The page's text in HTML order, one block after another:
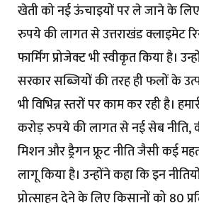
खेती को नई ऊंचाइयों पर ले जाने के
रुपये की लागत से उत्तराखंड क्लाइमेट
फार्मिंग प्रोजेक्ट भी स्वीकृत किया है।
सरकार सब्जियों की तरह ही फलों के
भी विभिन्न स्तरों पर काम कर रही है।
करोड़ रुपये की लागत से नई सेब नीति,
मिशन और ड्रैगन फ्रूट नीति जैसी कई
लागू किया है। उन्होंने कहा कि इन